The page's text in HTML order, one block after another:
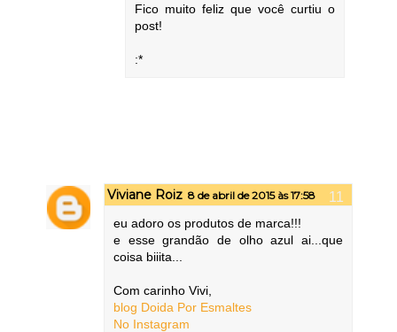
Fico muito feliz que você curtiu o
post!
:*
Viviane Roiz 8 de abril de 2015 às 17:58
eu adoro os produtos de marca!!!
e esse grandão de olho azul ai...que
coisa biiita...
Com carinho Vivi,
blog Doida Por Esmaltes
No Instagram